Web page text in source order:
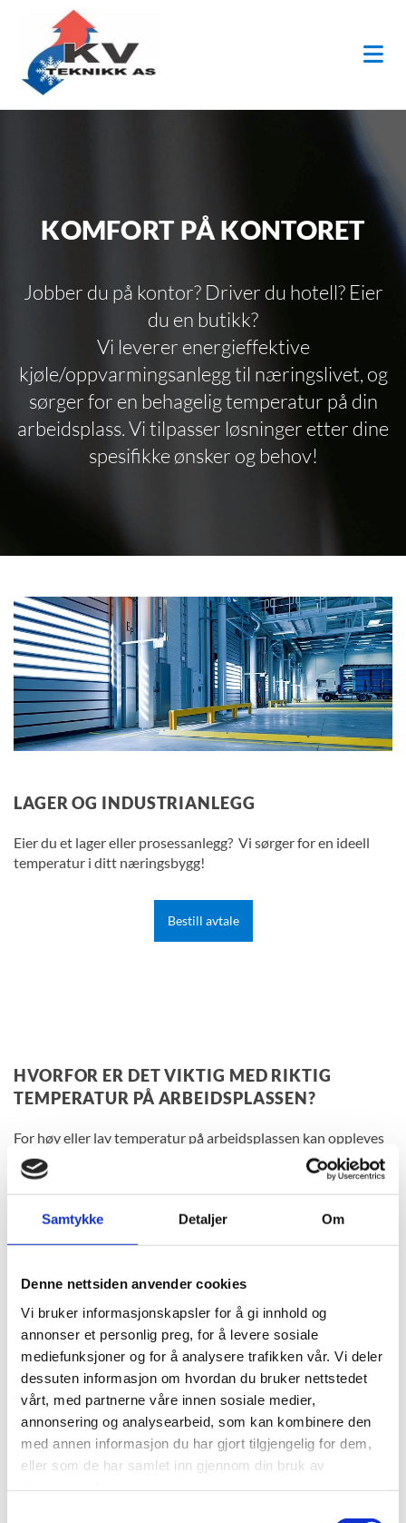
Samtykke Detaljer Om
Denne nettsiden anvender cookies
Vi bruker informasjonskapsler for å gi innhold og
annonser et personlig preg, for å levere sosiale
mediefunksjoner og for å analysere trafikken vår. Vi deler
dessuten informasjon om hvordan du bruker nettstedet
vårt, med partnerne våre innen sosiale medier,
annonsering og analysearbeid, som kan kombinere den
med annen informasjon du har gjort tilgjengelig for dem,
eller som de har samlet inn gjennom din bruk av
KOMFORT PÅ KONTORET
Jobber du på kontor? Driver du hotell? Eier
du en butikk?
Vi leverer energieffektive
kjøle/oppvarmingsanlegg til næringslivet, og
sørger for en behagelig temperatur på din
arbeidsplass. Vi tilpasser løsninger etter dine
spesifikke ønsker og behov!
LAGER OG INDUSTRIANLEGG
Eier du et lager eller prosessanlegg? Vi sørger for en ideell
temperatur i ditt næringsbygg!
Bestill avtale
HVORFOR ER DET VIKTIG MED RIKTIG
TEMPERATUR PÅ ARBEIDSPLASSEN?
For høy eller lav temperatur på arbeidsplassen kan oppleves
som plagsomt for de ansatte, og være til umiddelbar risiko for
sikkerhet og helse. Et dårlig temperert arbeidsmiljø påvirker
årvåkenhet og effektivitet. Vi hjelper deg å finne den ideelle
temperaturen for ditt lokale!